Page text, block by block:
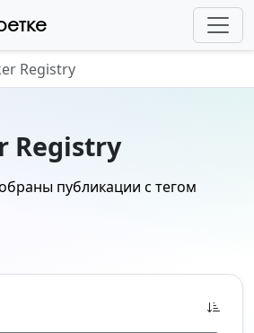
Registry
Registry
публикации с тегом